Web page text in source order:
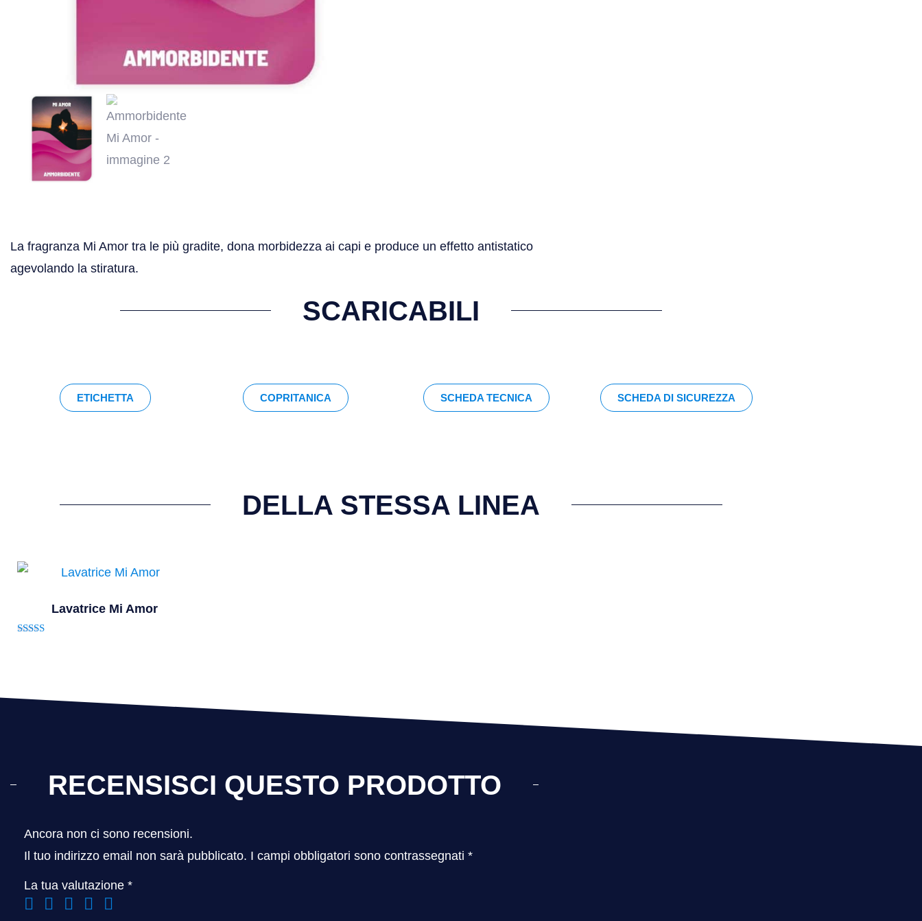
La fragranza Mi Amor tra le più gradite, dona morbidezza ai capi e produce un effetto antistatico
agevolando la stiratura.
SCARICABILI
ETICHETTA COPRITANICA SCHEDA TECNICA SCHEDA DI SICUREZZA
DELLA STESSA LINEA
Lavatrice Mi Amor
RECENSISCI QUESTO PRODOTTO
Ancora non ci sono recensioni.
Il tuo indirizzo email non sarà pubblicato. I campi obbligatori sono contrassegnati *
La tua valutazione *